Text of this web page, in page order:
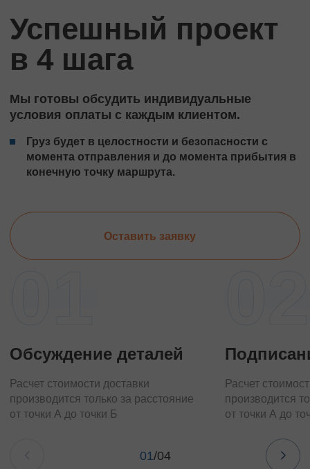
Успешный проект
в 4 шага
Мы готовы обсудить индивидуальные
условия оплаты с каждым клиентом.
Груз будет в целостности и безопасности с
момента отправления и до момента прибытия в
конечную точку маршрута.
Оставить заявку
Обсуждение деталей
Расчет стоимости доставки
производится только за расстояние
от точки А до точки Б
Расчет
производится
от точки А до
01/04